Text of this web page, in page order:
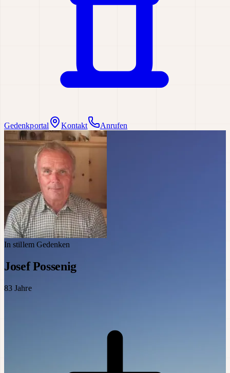
Gedenkportal Kontakt Anrufen
In stillem Gedenken
Josef Possenig
83 Jahre